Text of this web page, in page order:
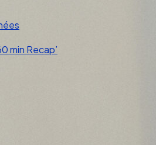
min Recap’